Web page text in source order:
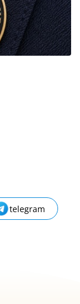
telegram